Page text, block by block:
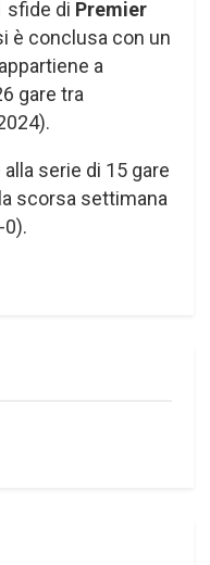
sfide di Premier
è conclusa con un
a
gare tra
serie di 15 gare
scorsa settimana
0).